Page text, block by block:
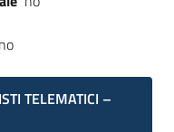
no
TELEMATICI –